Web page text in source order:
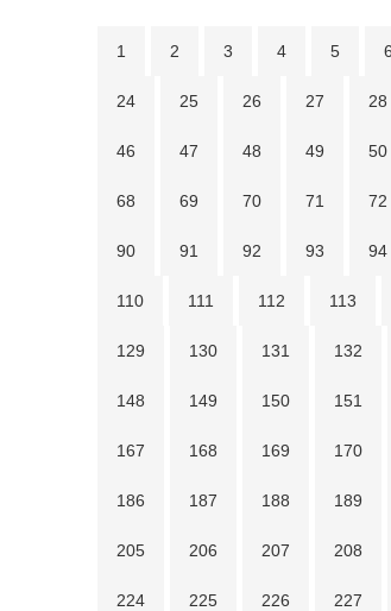
1 2 3 4 5 6
24 25 26 27 28
46 47 48 49 50
68 69 70 71 72
90 91 92 93 94
110 111 112 113
129 130 131 132
148 149 150 151
167 168 169 170
186 187 188 189
205 206 207 208
224 225 226 227